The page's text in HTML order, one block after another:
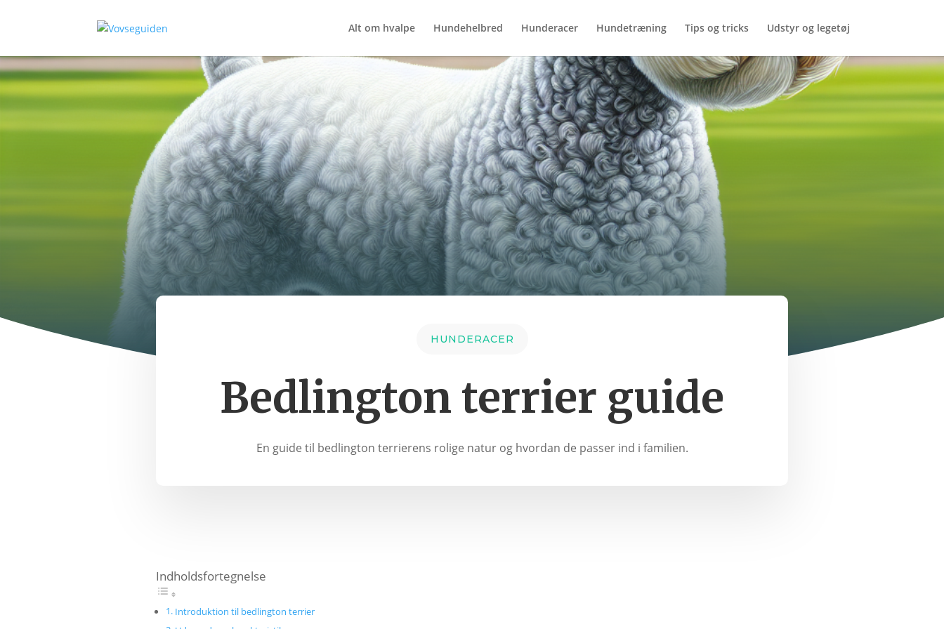
Alt om hvalpe Hundehelbred Hunderacer Hundetræning Tips og tricks Udstyr og legetøj
HUNDERACER
Bedlington terrier guide
En guide til bedlington terrierens rolige natur og hvordan de passer ind i familien.
Indholdsfortegnelse
Introduktion til bedlington terrier